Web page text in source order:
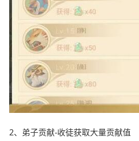
2、弟子贡献-收徒获取大量贡献值